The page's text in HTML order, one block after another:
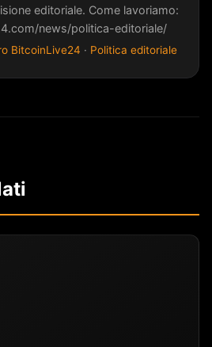
editoriale. Come lavoriamo:
news/politica-editoriale/
BitcoinLive24 · Politica editoriale